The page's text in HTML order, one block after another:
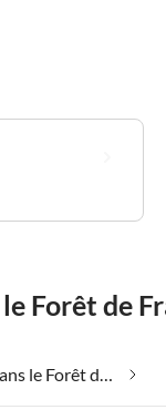
Forêt de
Adapté aux familles dans le Forêt de Franconie